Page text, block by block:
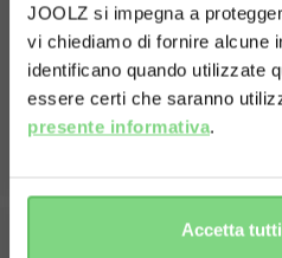
JOOLZ si impegna a
vi chiediamo di fornire alcune
identificano quando utilizzate
essere certi che saranno
presente informativa.
Accetta
Visit this site in
&
there